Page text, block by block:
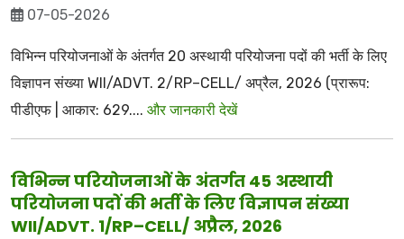
07-05-2026
विभिन्न परियोजनाओं के अंतर्गत 20 अस्थायी परियोजना पदों की भर्ती के लिए
विज्ञापन संख्या WII/ADVT. 2/RP–CELL/ अप्रैल, 2026 (प्रारूप:
पीडीएफ | आकार: 629.... और जानकारी देखें
विभिन्न परियोजनाओं के अंतर्गत 45 अस्थायी
परियोजना पदों की भर्ती के लिए विज्ञापन संख्या
WII/ADVT. 1/RP–CELL/ अप्रैल, 2026